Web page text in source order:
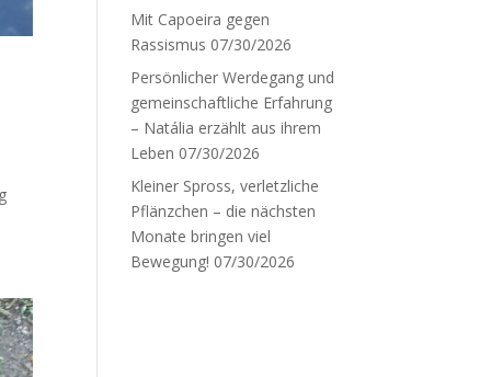
Mit Capoeira gegen
Rassismus 07/30/2026
Persönlicher Werdegang und
gemeinschaftliche Erfahrung
– Natália erzählt aus ihrem
Leben 07/30/2026
Kleiner Spross, verletzliche
Pflänzchen – die nächsten
Monate bringen viel
Bewegung! 07/30/2026